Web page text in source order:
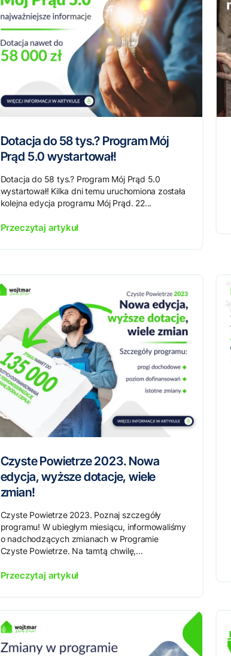
Dotacja do 58 tys.? Program Mój
Prąd 5.0 wystartował!
Dotacja do 58 tys.? Program Mój Prąd 5.0
wystartował! Kilka dni temu uruchomiona została
kolejna edycja programu Mój Prąd. 22...
Przeczytaj artykuł
Czyste Powietrze 2023. Nowa
edycja, wyższe dotacje, wiele
zmian!
Czyste Powietrze 2023. Poznaj szczegóły
programu! W ubiegłym miesiącu, informowaliśmy
o nadchodzących zmianach w Programie
Czyste Powietrze. Na tamtą chwilę,...
Przeczytaj artykuł